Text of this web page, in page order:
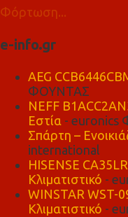
Φόρτωση...
e-info.gr
AEG
ΦΟΥΝΤΑΣ
NEFF
Εστία -
Σπάρτη –
international
HISENSE
Κλιματιστικό -
WINSTAR WST-
Κλιματιστικό -